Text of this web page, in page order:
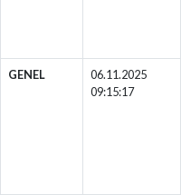
GENEL
06.11.2025
09:15:17